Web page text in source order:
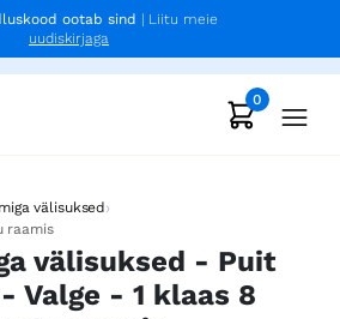
ootab sind | Liitu meie
uudiskirjaga
0
välisuksed ›
raamis
välisuksed - Puit
Valge - 1 klaas 8